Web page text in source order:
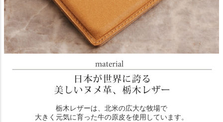
栃木レザーは、北米の広大な牧場で
大きく元気に育った牛の原皮を使用しています。